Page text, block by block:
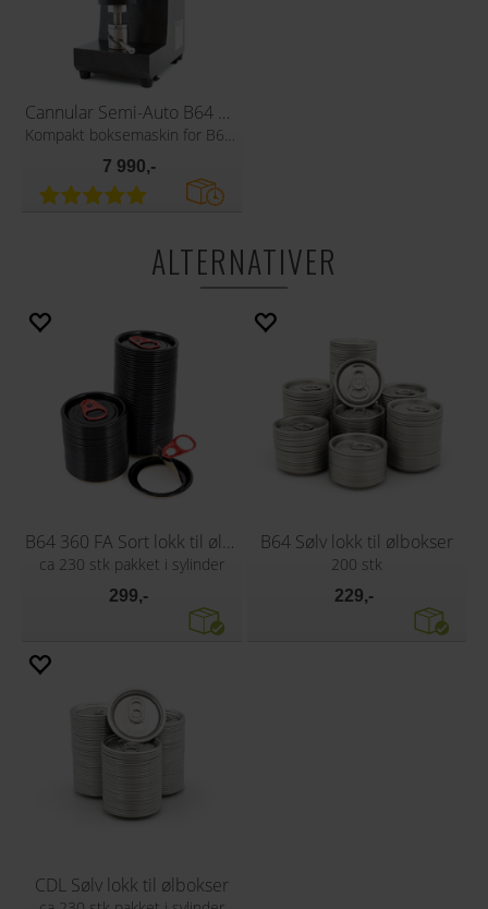
Cannular Semi-Auto B64 Can Seamer
7 990,-
ALTERNATIVER
B64 360 FA Sort lokk til ølbokser
ca 230 stk pakket i sylinder
299,-
B64 Sølv lokk til ølbokser
200 stk
229,-
CDL Sølv lokk til ølbokser